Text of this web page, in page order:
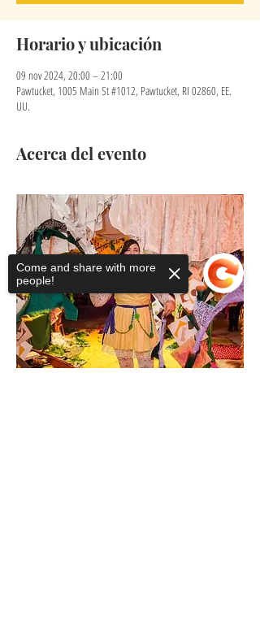
Horario y ubicación
09 nov 2024, 20:00 – 21:00
Pawtucket, 1005 Main St #1012, Pawtucket, RI 02860, EE.
UU.
Acerca del evento
Come and share with more
people!